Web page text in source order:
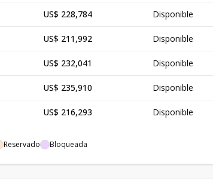
US$ 228,784 Disponible
US$ 211,992 Disponible
US$ 232,041 Disponible
US$ 235,910 Disponible
US$ 216,293 Disponible
Reservado Bloqueada